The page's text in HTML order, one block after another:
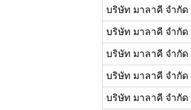
บริษัท มาลาคี จำกัด
บริษัท มาลาคี จำกัด
บริษัท มาลาคี จำกัด
บริษัท มาลาคี จำกัด
บริษัท มาลาคี จำกัด